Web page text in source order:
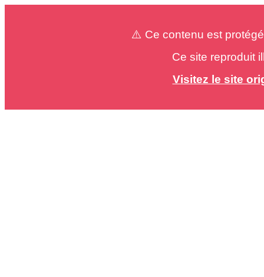
⚠️ Ce contenu est
Ce site reproduit
Visitez le site